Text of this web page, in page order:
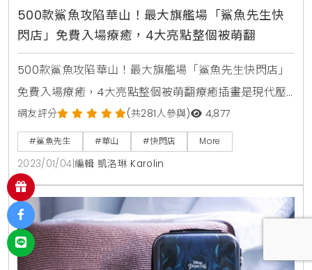
500款鯊魚攻陷華山！最大旗艦場「鯊魚先生快
閃店」免費入場療癒，4大亮點整個被萌翻
500款鯊魚攻陷華山！最大旗艦場「鯊魚先生快閃店」
免費入場療癒，4大亮點整個被萌翻療癒插畫是現代壓
力大的上班族最不能缺少的舒壓小物，不管是用LINE聊
天，還是買實體周邊商品，都讓生活充滿一絲絲療癒
感。而台灣原創插畫「鯊魚先生」於近日正式進軍台北
華山，以全台最大旗艦場打造四大亮點「鯊魚先生快閃
店」，免費入場拍到手機沒電、買到卡刷到爆。嘴巴開
開露出呆萌尖牙的鯊魚先生，以逗趣海洋動物互動為主
題，搭配生活
網友評分 (共281人參與) 4,877
#鯊魚先生 #華山 #快閃店 More
2023/01/04 編輯 凱洛琳 Karolin